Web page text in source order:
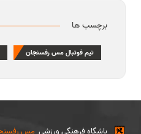
برچسب ها
تیم فوتبال مس رفسنجان
مس باشگاه فرهنگی ورزشی